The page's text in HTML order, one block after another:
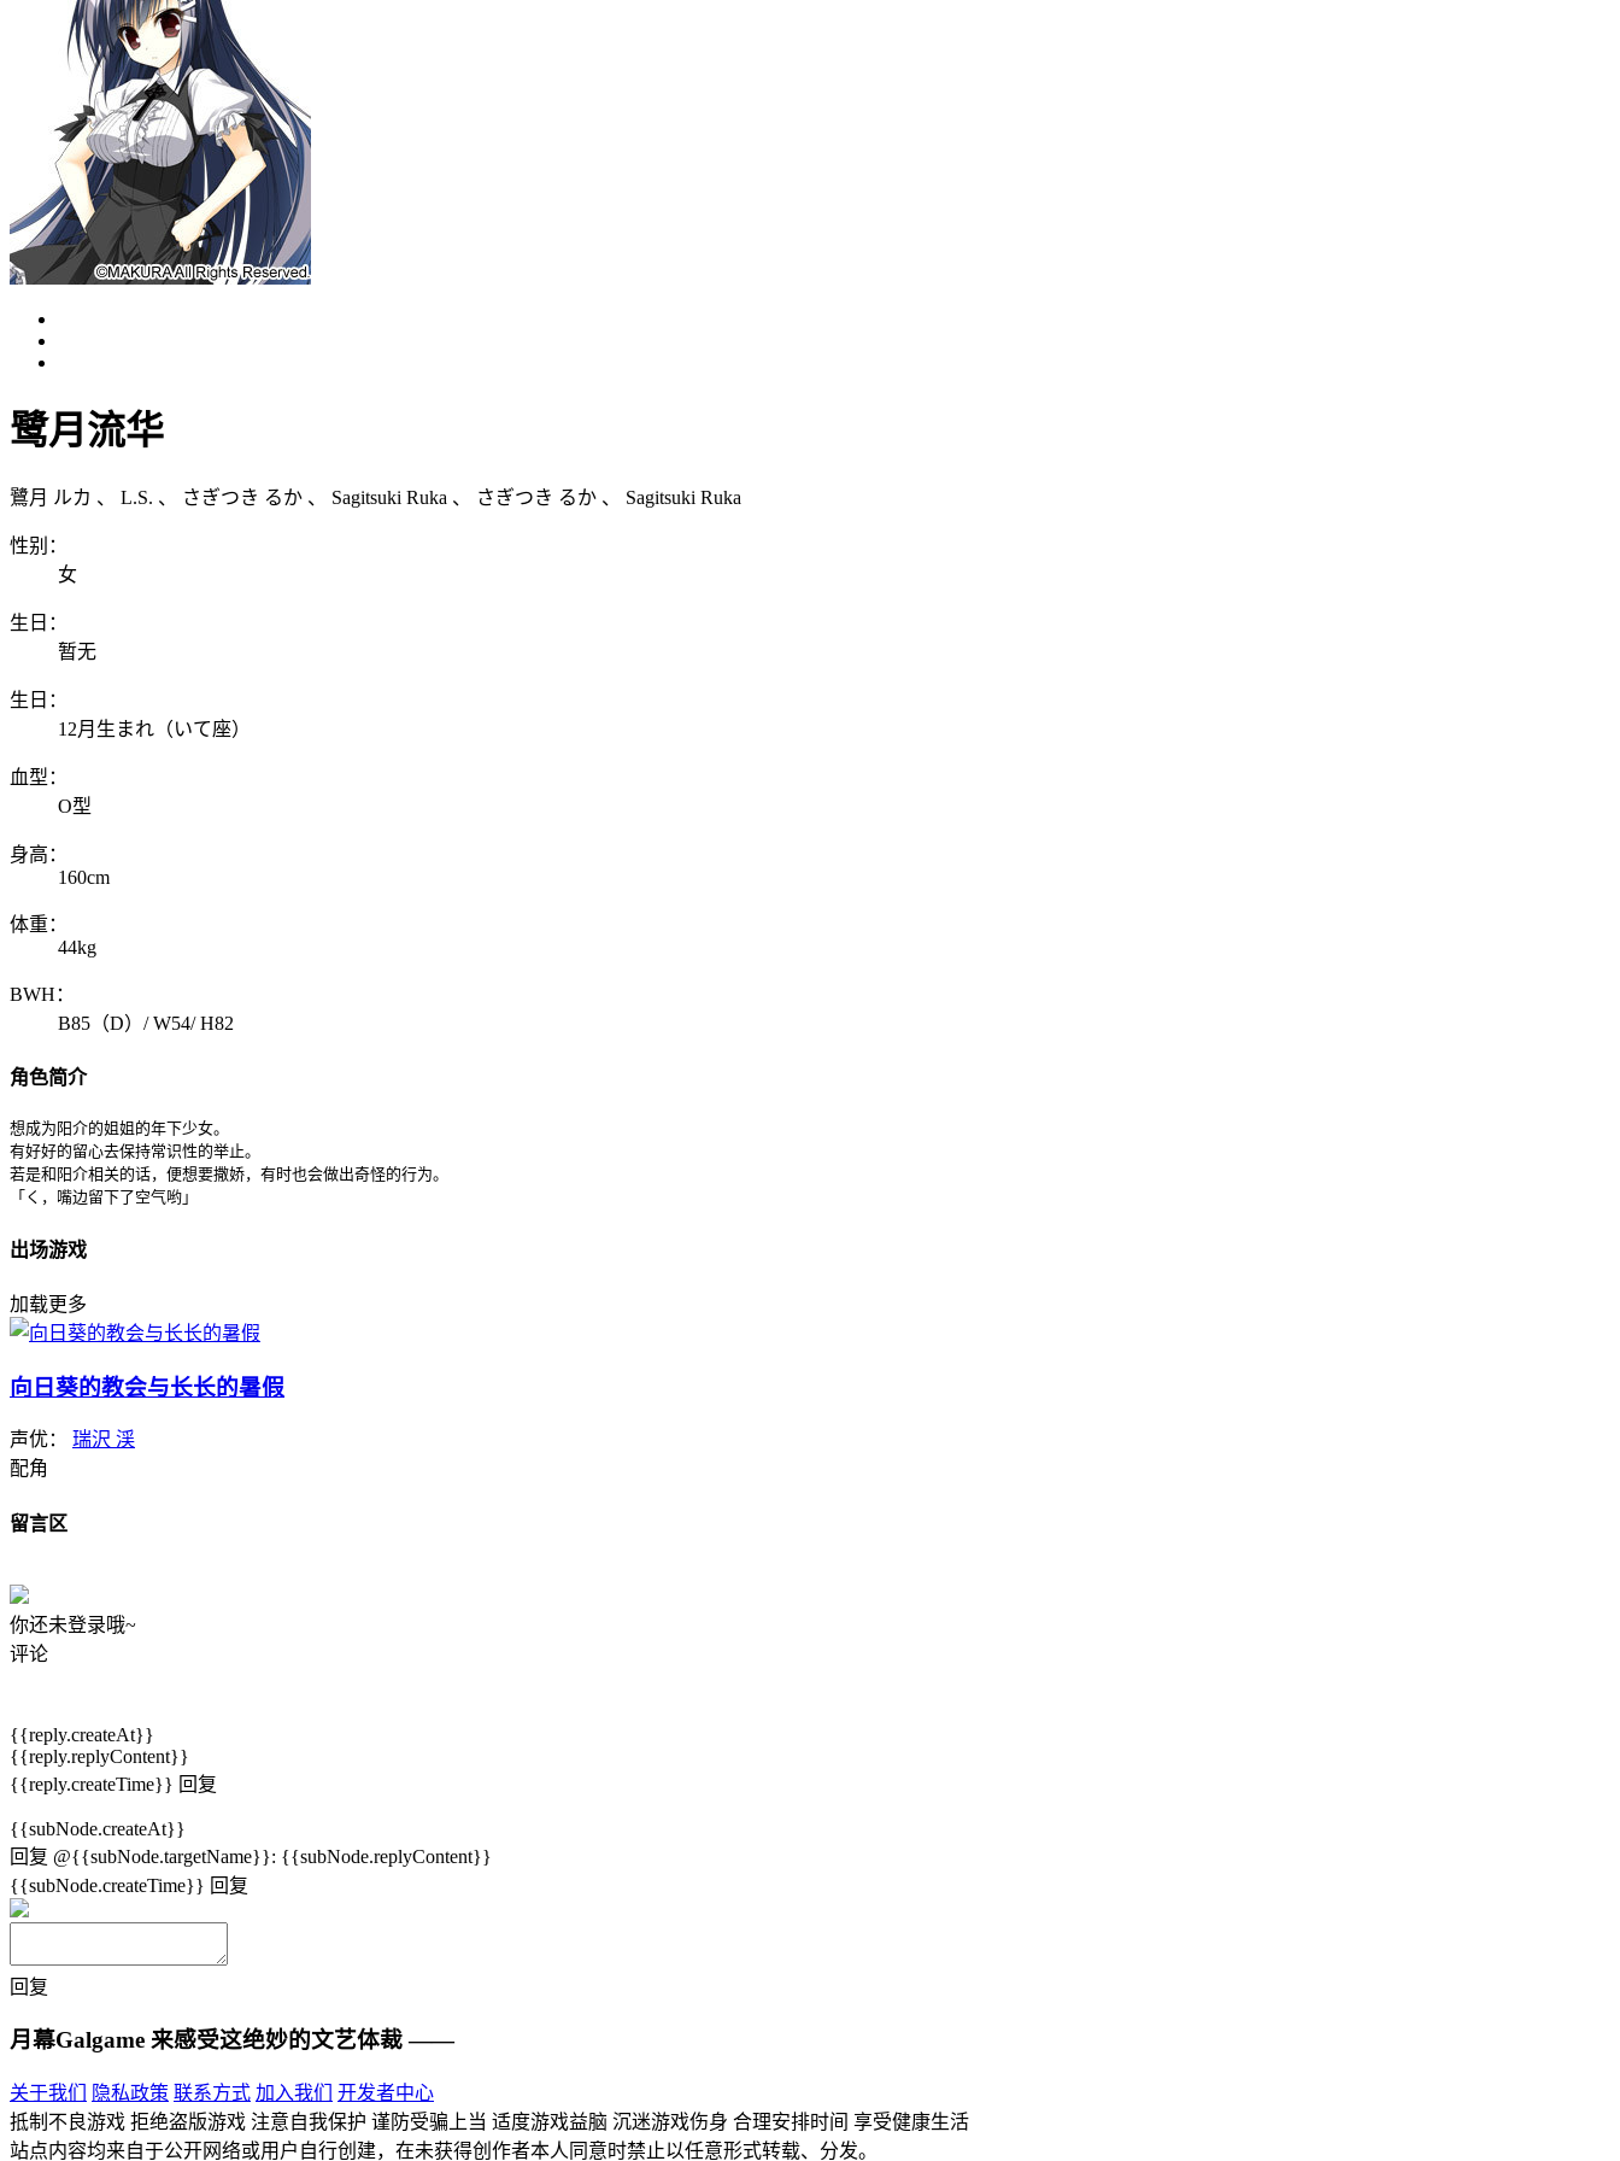
鹭月流华
鷺月 ルカ 、 L.S. 、 さぎつき るか 、 Sagitsuki Ruka 、 さぎつき るか 、 Sagitsuki Ruka
性别：
女
生日：
暂无
生日：
12月生まれ（いて座）
血型：
O型
身高：
160cm
体重：
44kg
BWH：
B85（D）/ W54/ H82
角色简介
想成为阳介的姐姐的年下少女。
有好好的留心去保持常识性的举止。
若是和阳介相关的话，便想要撒娇，有时也会做出奇怪的行为。
「く，嘴边留下了空气哟」
出场游戏
加载更多
向日葵的教会与长长的暑假
声优： 瑞沢 渓
配角
留言区
你还未登录哦~
评论
{{reply.createAt}}
{{reply.replyContent}}
{{reply.createTime}} 回复
{{subNode.createAt}}
回复 @{{subNode.targetName}}: {{subNode.replyContent}}
{{subNode.createTime}} 回复
回复
月幕Galgame 来感受这绝妙的文艺体裁 ——
关于我们 隐私政策 联系方式 加入我们
开发者中心
抵制不良游戏 拒绝盗版游戏 注意自我保护 谨防受骗上当 适度游戏益脑 沉迷游戏伤身 合理安排时间 享受健康生活
站点内容均来自于公开网络或用户自行创建，在未获得创作者本人同意时禁止以任意形式转载、分发。